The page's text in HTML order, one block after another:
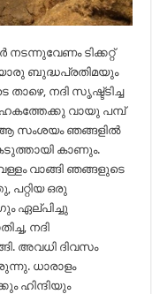
ടിക്കറ്റ്
ബുദ്ധപ്രതിമയും
നദി സൃഷ്ട്ടിച്ച
വായു പമ്പ്
സംശയം ഞങ്ങളിൽ
കാണും.
വാങ്ങി ഞങ്ങളുടെ
പറ്റിയ ഒരു
ഏല്പിച്ചു
നദി
അവധി ദിവസം
ധാരാളം
ഹിന്ദിയും